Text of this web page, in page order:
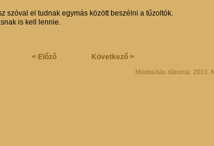
szóval el tudnak egymás között beszélni a tűzoltók.
is kell lennie.
< Előző Következő >
Módosítás dátuma: 2013.